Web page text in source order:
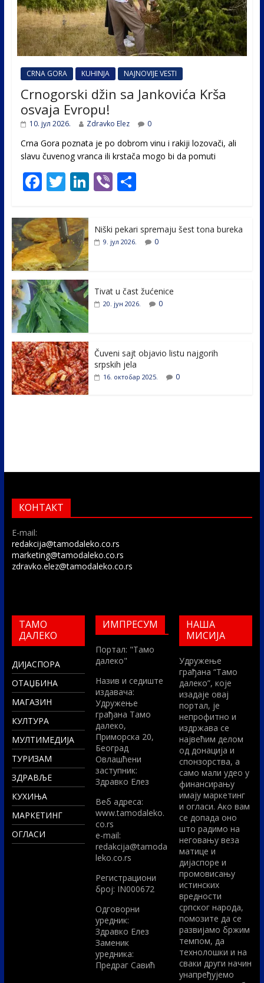
CRNA GORA KUHINJA NAJNOVIJE VESTI
Crnogorski džin sa Jankovića Krša
osvaja Evropu!
10. јул 2026. Zdravko Elez 0
Crna Gora poznata je po dobrom vinu i rakiji lozovači, ali
slavu čuvenog vranca ili krstača mogo bi da pomuti
F
e
b
o
o
k
T
itt
er
Li
e
Vi
er
S
e
Niški pekari spremaju šest tona bureka
9. јул 2026. 0
Tivat u čast žućenice
20. јун 2026. 0
Čuveni sajt objavio listu najgorih
srpskih jela
16. октобар 2025. 0
КОНТАКТ
E-mail:
redakcija@tamodaleko.co.rs
marketing@tamodaleko.co.rs
zdravko.elez@tamodaleko.co.rs
ТАМО
ДАЛЕКО
ДИЈАСПОРА
ОТАЏБИНА
МАГАЗИН
КУЛТУРА
МУЛТИМЕДИЈА
ТУРИЗАМ
ЗДРАВЉЕ
КУХИЊА
МАРКЕТИНГ
ОГЛАСИ
ИМПРЕСУМ
Портал: "Тамо
далеко"
Назив и седиште
издавача:
Удружење
грађана Тамо
далеко,
Приморска 20,
Београд
Овлашћени
заступник:
Здравко Елез
Вeб адреса:
www.tamodaleko.
co.rs
e-mail:
redakcija@tamoda
leko.co.rs
Регистрациони
број: IN000672
Одговорни
уредник:
Здравко Елез
Заменик
уредника:
Предраг Савић
НАША
МИСИЈА
Удружење
грађана “Тамо
далеко”, које
изадаје овај
портал, је
непрофитно и
издржава се
највећим делом
од донација и
спонзорства, а
само мали удео у
финансирању
имају маркетинг
и огласи. Ако вам
се допада оно
што радимо на
неговању веза
матице и
дијаспоре и
промовисању
истинских
вредности
српског народа,
помозите да се
развијамо бржим
темпом, да
технолошки и на
сваки други начин
унапређујемо